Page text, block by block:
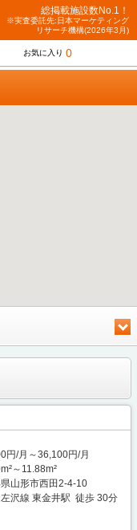
総掲載施設数No.1！
※実査委託先:日本マーケティング
リサーチ機構(2026年3月)
お気に入り 0
円/月～36,100円/月
～11.88m²
山形市西田2-4-10
左沢線 東金井駅 徒歩 30分